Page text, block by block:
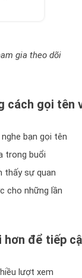
gia theo dõi
cách gọi tên
bạn gọi tên
trong buổi
thấy sự quan
cho những lần
để tiếp
lượt xem